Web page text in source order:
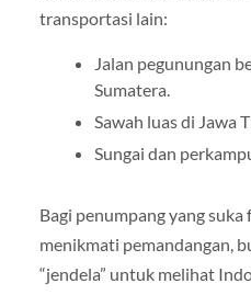
transportasi lain:
Jalan pegunungan
Sumatera.
Sawah luas di Jawa
Sungai dan
Bagi penumpang yang
menikmati pemandangan,
“jendela” untuk melihat